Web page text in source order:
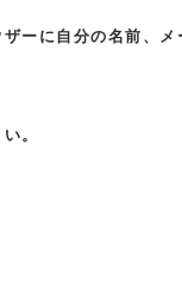
ーに自分の名前、メ
。